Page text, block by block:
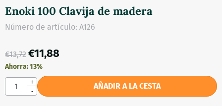
Enoki 100 Clavija de madera
Número de artículo: A126
€13,72 €11,88
Ahorra:13%
Cantidad
+
-
AÑADIR A LA CESTA